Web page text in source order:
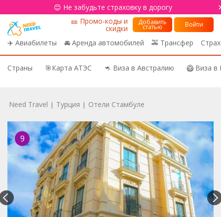
😊 Не забудьте страховку в дорогу
✈️ Авиабилеты 🚘 Аренда автомобилей 🚕 Трансфер
🎫 Промо-коды и
скидки
Добавить
статью Войти
Страны 🎯Карта АТЭС 🦘 Виза в Австралию 🥝 Виза
Need Travel | Турция | Отели Стамбуле
9